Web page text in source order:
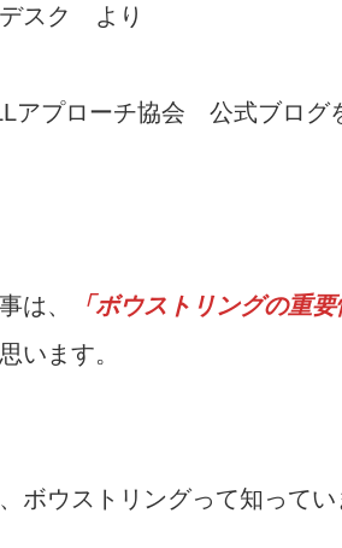
スク より
アプローチ協会 公式ブログ
は、 「ボウストリングの重要
います。
ボウストリングって知ってい